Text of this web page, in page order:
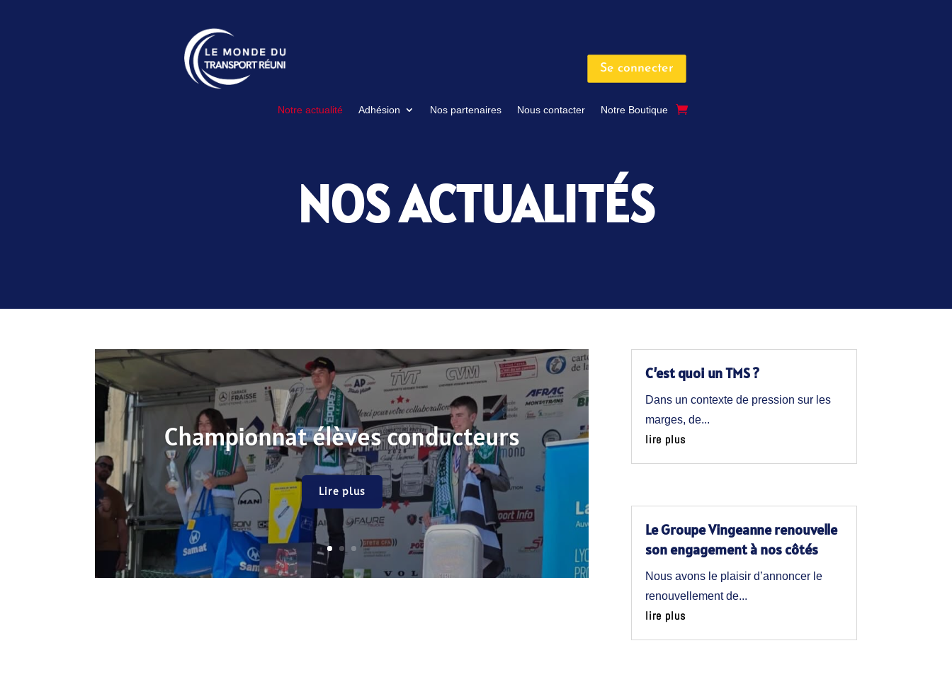
Se connecter
Notre actualité Adhésion Nos partenaires Nous contacter Notre Boutique
NOS ACTUALITÉS
Championnat élèves conducteurs
Lire plus
C’est quoi un TMS ?
Dans un contexte de pression sur les
marges, de...
lire plus
Le Groupe Vingeanne renouvelle
son engagement à nos côtés
Nous avons le plaisir d’annoncer le
renouvellement de...
lire plus